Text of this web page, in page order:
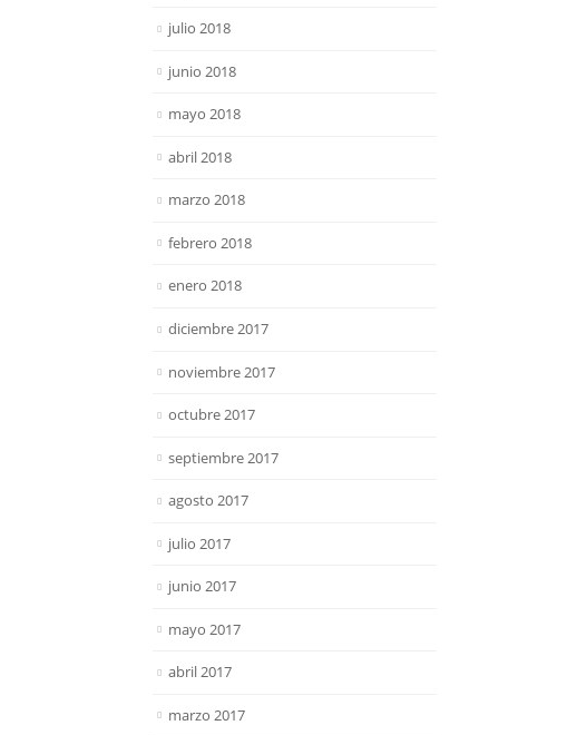
julio 2018
junio 2018
mayo 2018
abril 2018
marzo 2018
febrero 2018
enero 2018
diciembre 2017
noviembre 2017
octubre 2017
septiembre 2017
agosto 2017
julio 2017
junio 2017
mayo 2017
abril 2017
marzo 2017